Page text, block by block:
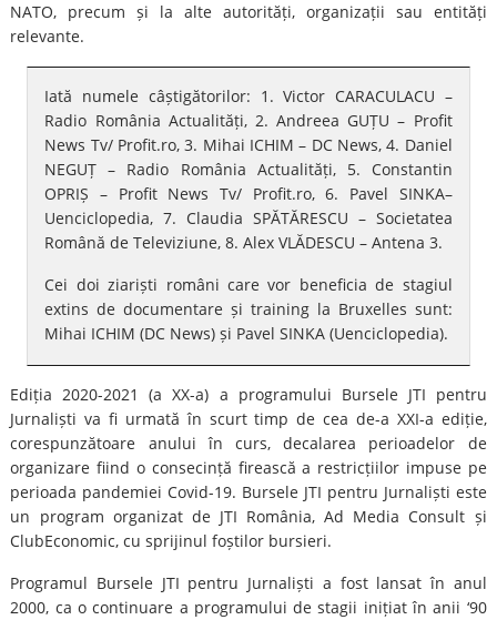
NATO, precum și la alte autorități, organizații sau entități
relevante.
Iată numele câștigătorilor: 1. Victor CARACULACU –
Radio România Actualități, 2. Andreea GUȚU – Profit
News Tv/ Profit.ro, 3. Mihai ICHIM – DC News, 4. Daniel
NEGUȚ – Radio România Actualități, 5. Constantin
OPRIȘ – Profit News Tv/ Profit.ro, 6. Pavel SINKA–
Uenciclopedia, 7. Claudia SPĂTĂRESCU – Societatea
Română de Televiziune, 8. Alex VLĂDESCU – Antena 3.
Cei doi ziariști români care vor beneficia de stagiul
extins de documentare și training la Bruxelles sunt:
Mihai ICHIM (DC News) și Pavel SINKA (Uenciclopedia).
Ediția 2020-2021 (a XX-a) a programului Bursele JTI pentru
Jurnaliști va fi urmată în scurt timp de cea de-a XXI-a ediție,
corespunzătoare anului în curs, decalarea perioadelor de
organizare fiind o consecință firească a restricțiilor impuse pe
perioada pandemiei Covid-19. Bursele JTI pentru Jurnaliști este
un program organizat de JTI România, Ad Media Consult și
ClubEconomic, cu sprijinul foștilor bursieri.
Programul Bursele JTI pentru Jurnaliști a fost lansat în anul
2000, ca o continuare a programului de stagii inițiat în anii ‘90